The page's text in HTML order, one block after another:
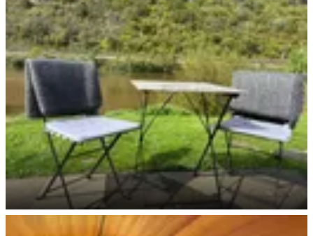
Erholung an der Mosel